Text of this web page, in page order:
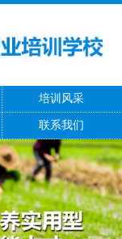
培训风采
联系我们